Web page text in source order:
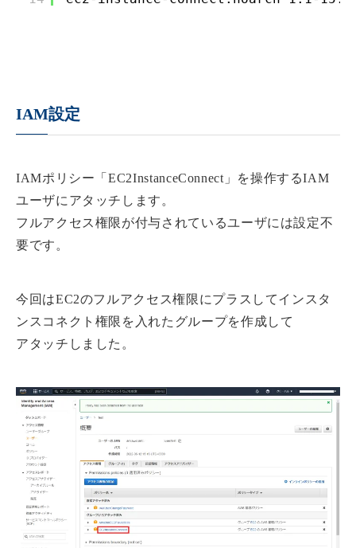
IAM設定
IAMポリシー「EC2InstanceConnect」を操作するIAM
ユーザにアタッチします。
フルアクセス権限が付与されているユーザには設定不
要です。
今回はEC2のフルアクセス権限にプラスしてインスタ
ンスコネクト権限を入れたグループを作成して
アタッチしました。